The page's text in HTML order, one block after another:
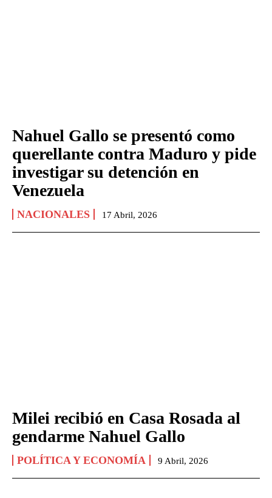
Nahuel Gallo se presentó como
querellante contra Maduro y pide
investigar su detención en
Venezuela
NACIONALES 17 Abril, 2026
Milei recibió en Casa Rosada al
gendarme Nahuel Gallo
POLÍTICA Y ECONOMÍA 9 Abril, 2026